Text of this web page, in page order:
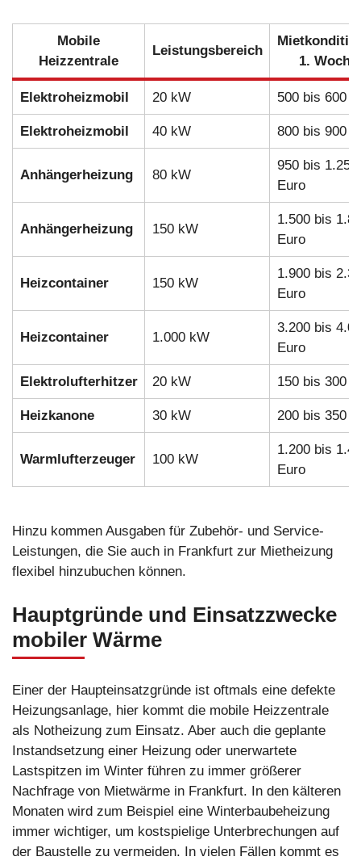
Mobile
Heizzentrale
Leistungsbereich
1. Woche
Elektroheizmobil 20 kW 500 bis 600
Elektroheizmobil 40 kW 800 bis 900
Anhängerheizung 80 kW
950 bis 1.250
Euro
Anhängerheizung 150 kW
1.500 bis
Euro
Heizcontainer 150 kW
1.900 bis
Euro
Heizcontainer 1.000 kW
3.200 bis
Euro
Elektrolufterhitzer 20 kW 150 bis 300
Heizkanone 30 kW 200 bis 350
Warmlufterzeuger 100 kW
1.200 bis
Euro
Hinzu kommen Ausgaben für Zubehör- und Service-
Leistungen, die Sie auch in Frankfurt zur Mietheizung
flexibel hinzubuchen können.
Hauptgründe und Einsatzzwecke
mobiler Wärme
Einer der Haupteinsatzgründe ist oftmals eine defekte
Heizungsanlage, hier kommt die mobile Heizzentrale
als Notheizung zum Einsatz. Aber auch die geplante
Instandsetzung einer Heizung oder unerwartete
Lastspitzen im Winter führen zu immer größerer
Nachfrage von Mietwärme in Frankfurt. In den kälteren
Monaten wird zum Beispiel eine Winterbaubeheizung
immer wichtiger, um kostspielige Unterbrechungen auf
der Baustelle zu vermeiden. In vielen Fällen kommt es